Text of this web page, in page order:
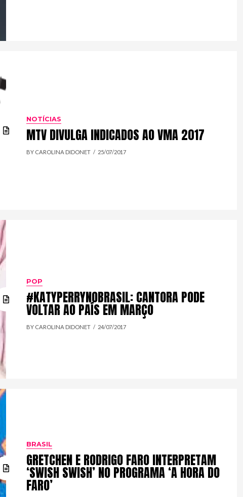
NOTÍCIAS
MTV DIVULGA INDICADOS AO VMA 2017
BY CAROLINA DIDONET 25/07/2017
POP
#KATYPERRYNOBRASIL: CANTORA PODE
VOLTAR AO PAÍS EM MARÇO
BY CAROLINA DIDONET 24/07/2017
BRASIL
GRETCHEN E RODRIGO FARO INTERPRETAM
‘SWISH SWISH’ NO PROGRAMA ‘A HORA DO
FARO’